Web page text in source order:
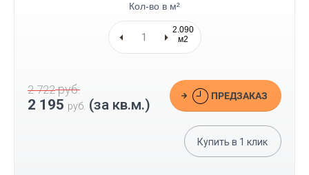
Кол-во в м²
2.090
м2
2 722руб.
2 195 руб. (за кв.м.)
ПРЕДЗАКАЗ
Купить в 1 клик